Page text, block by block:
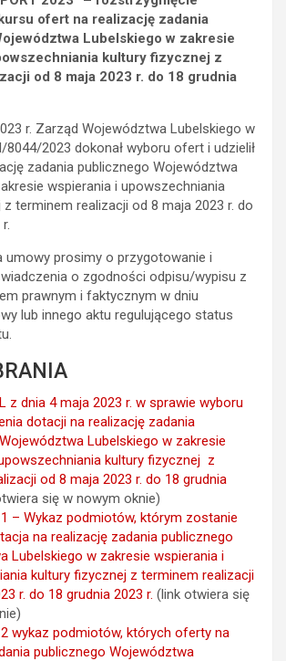
ofert na realizację zadania
Lubelskiego w zakresie
kultury fizycznej z
od 8 maja 2023 r. do 18 grudnia
r. Zarząd Województwa Lubelskiego w
8044/2023 dokonał wyboru ofert i udzielił
zadania publicznego Województwa
wspierania i upowszechniania
terminem realizacji od 8 maja 2023 r. do
umowy prosimy o przygotowanie i
o zgodności odpisu/wypisu z
prawnym i faktycznym w dniu
lub innego aktu regulującego status
z dnia 4 maja 2023 r. w sprawie wyboru
dotacji na realizację zadania
Lubelskiego w zakresie
kultury fizycznej z
od 8 maja 2023 r. do 18 grudnia
się w nowym oknie)
1 – Wykaz podmiotów, którym zostanie
na realizację zadania publicznego
Lubelskiego w zakresie wspierania i
kultury fizycznej z terminem realizacji
r. do 18 grudnia 2023 r. (link otwiera się
2 wykaz podmiotów, których oferty na
publicznego Województwa